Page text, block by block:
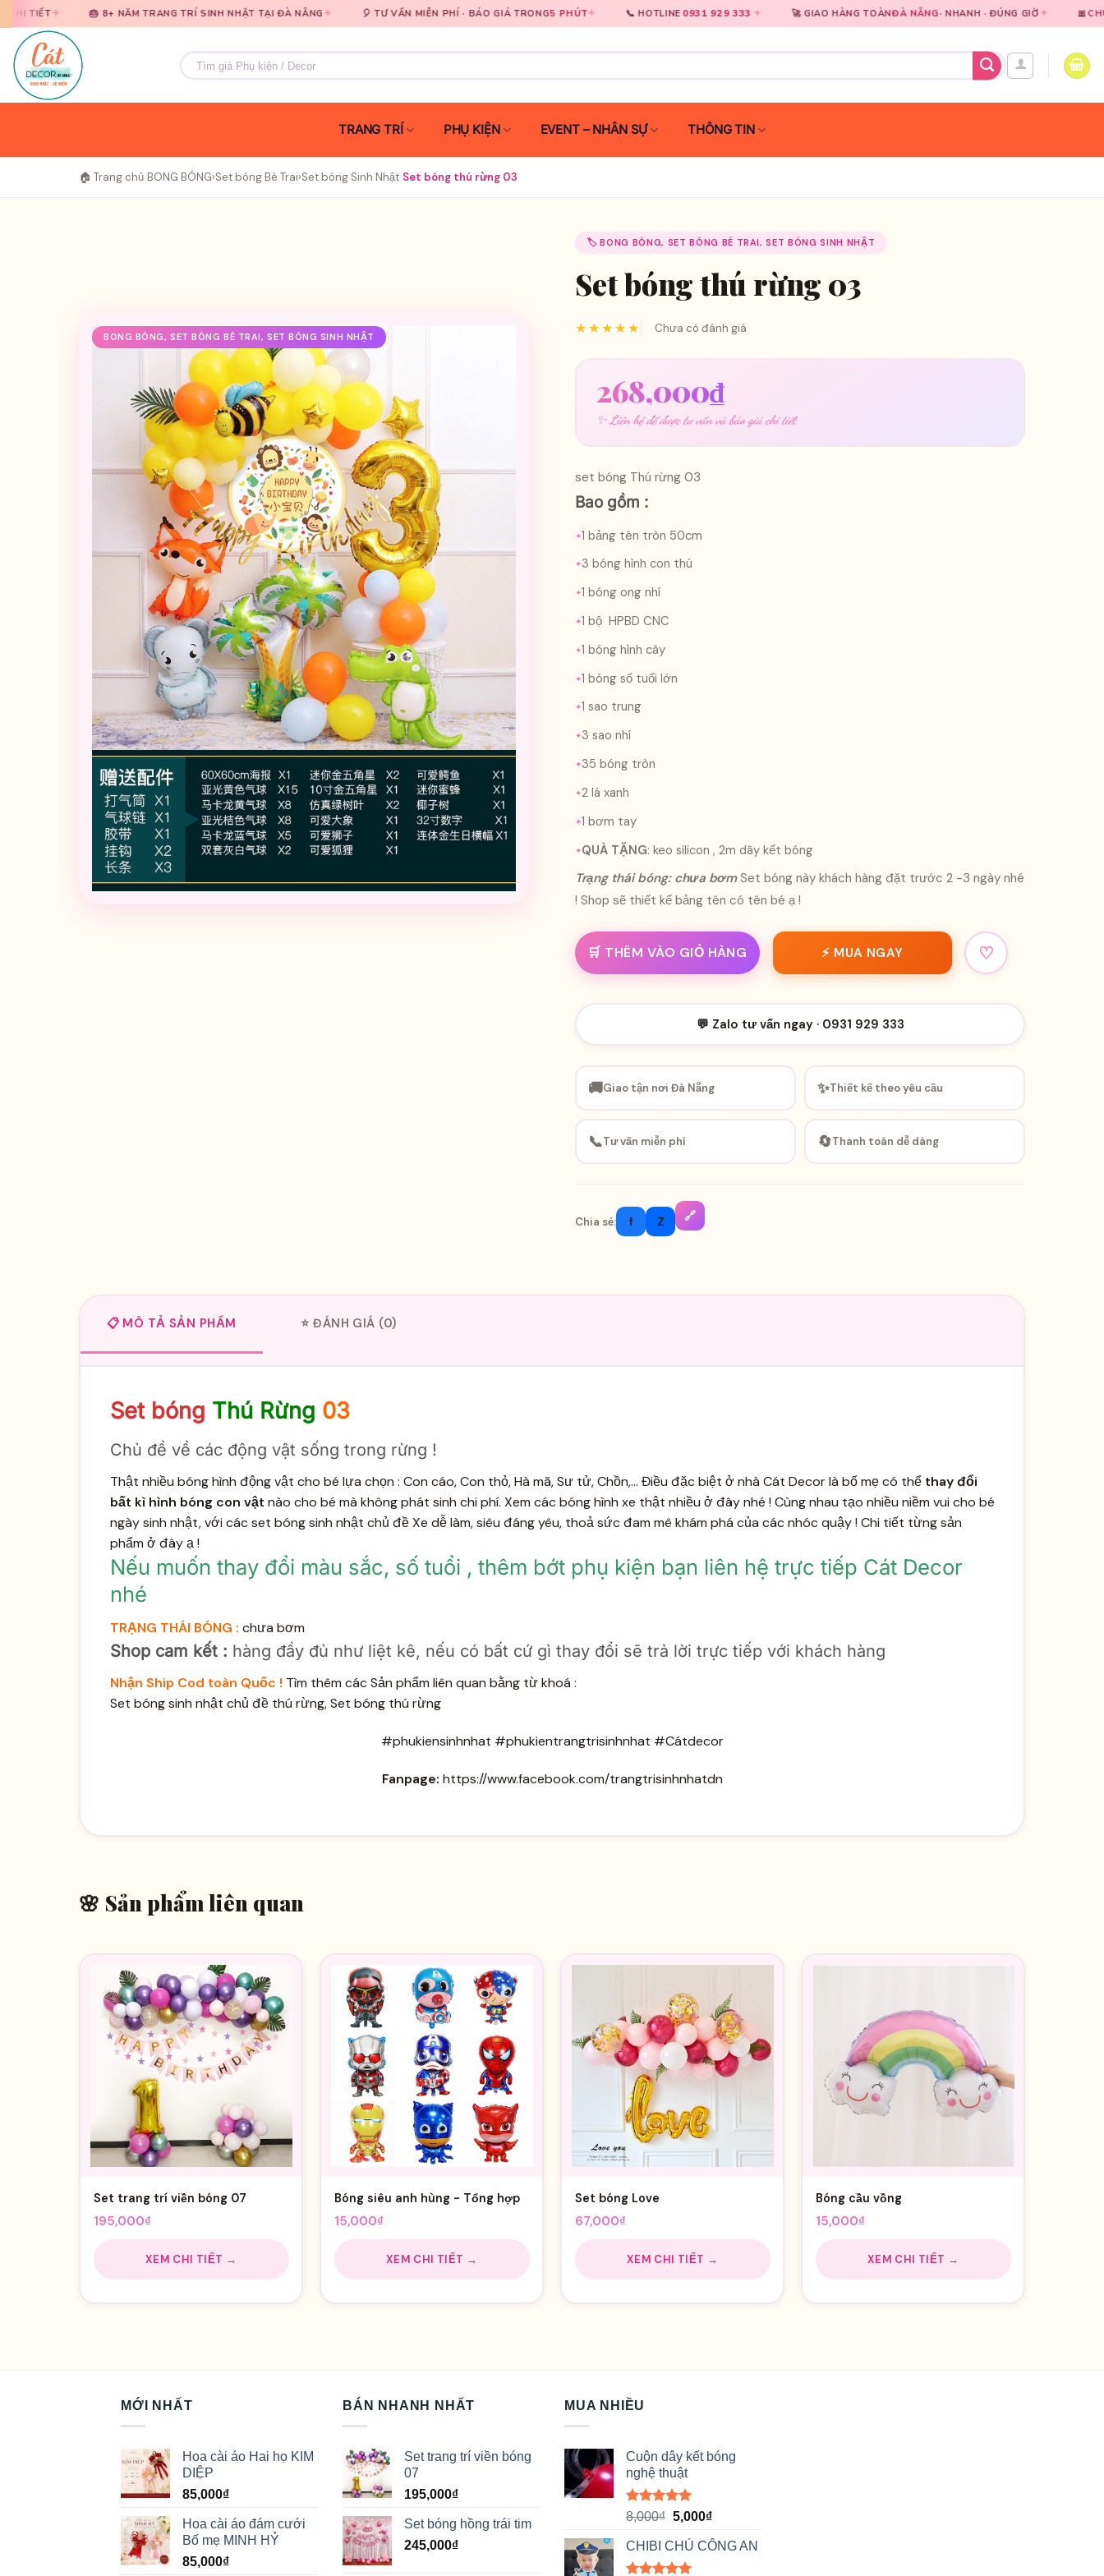
qua
nội
dung
qua
nội
dung
🎂 8+ NĂM TRANG TRÍ SINH NHẬT TẠI ĐÀ NẴNG✦ 🎈 TƯ VẤN MIỄN PHÍ · BÁO GIÁ TRONG 5 PHÚT✦ 📞 HOTLINE0931 929 333✦ 🚀 GIAO HÀNG TOÀN ĐÀ NẴNG· NHANH · ĐÚNG GIỜ✦ 🎀CHUYÊN NGHIỆP
Tìm
kiếm:
TRANG TRÍ PHỤ KIỆN EVENT – NHÂN SỰ THÔNG TIN
🏠 Trang chủ BONG BÓNG›Set bóng Bé Trai›Set bóng Sinh Nhật Set bóng thú rừng 03
BONG BÓNG, SET BÓNG BÉ TRAI, SET BÓNG SINH NHẬT
🏷️ BONG BÓNG, SET BÓNG BÉ TRAI, SET BÓNG SINH NHẬT
Set bóng thú rừng 03
★★★★★ Chưa có đánh giá
268,000₫
✨ Liên hệ để được tư vấn và báo giá chi tiết
set bóng Thú rừng 03
Bao gồm :
1 bảng tên tròn 50cm
3 bóng hình con thú
1 bóng ong nhí
1 bộ HPBD CNC
1 bóng hình cây
1 bóng số tuổi lớn
1 sao trung
3 sao nhí
35 bóng tròn
2 lá xanh
1 bơm tay
QUÀ TẶNG: keo silicon , 2m dây kết bóng
Trạng thái bóng: chưa bơmSet bóng này khách hàng đặt trước 2 -3 ngày nhé
! Shop sẽ thiết kế bảng tên có tên bé ạ !
🛒 THÊM VÀO GIỎ HÀNG ⚡ MUA NGAY ♡
💬 Zalo tư vấn ngay · 0931 929 333
🚚Giao tận nơi Đà Nẵng ✨Thiết kế theo yêu cầu
📞Tư vấn miễn phí 🔄Thanh toán dễ dàng
Chia sẻ: f Z 🔗
📋 MÔ TẢ SẢN PHẨM ⭐ ĐÁNH GIÁ (0)
Set bóng Thú Rừng 03
Chủ đề về các động vật sống trong rừng !
Thật nhiều bóng hình động vật cho bé lựa chọn : Con cáo, Con thỏ, Hà mã, Sư tử, Chồn,... Điều đặc biệt ở nhà Cát Decor là bố mẹ có thể thay đổi
bất kì hình bóng con vật nào cho bé mà không phát sinh chi phí. Xem các bóng hình xe thật nhiều ở đâynhé ! Cùng nhau tạo nhiều niềm vui cho bé
ngày sinh nhật, với các set bóng sinh nhật chủ đề Xe dễ làm, siêu đáng yêu, thoả sức đam mê khám phá của các nhóc quậy ! Chi tiết từng sản
phẩm ở đâyạ !
Nếu muốn thay đổi màu sắc, số tuổi , thêm bớt phụ kiện bạn liên hệ trực tiếp Cát Decor
nhé
TRẠNG THÁI BÓNG : chưa bơm
Shop cam kết : hàng đầy đủ như liệt kê, nếu có bất cứ gì thay đổi sẽ trả lời trực tiếp với khách hàng
Nhận Ship Cod toàn Quốc ! Tìm thêm các Sản phẩm liên quan bằng từ khoá :
Set bóng sinh nhật chủ đề thú rừng, Set bóng thú rừng
#phukiensinhnhat #phukientrangtrisinhnhat #Cátdecor
Fanpage: https://www.facebook.com/trangtrisinhnhatdn
🌸 Sản phẩm liên quan
Set trang trí viền bóng 07
195,000₫
XEM CHI TIẾT →
Bóng siêu anh hùng - Tổng hợp
15,000₫
XEM CHI TIẾT →
Set bóng Love
67,000₫
XEM CHI TIẾT →
Bóng cầu vồng
15,000₫
XEM CHI TIẾT →
MỚI NHẤT
Hoa cài áo Hai họ KIM
DIỆP
85,000₫
Hoa cài áo đám cưới
Bố mẹ MINH HỶ
85,000₫
BÁN NHANH NHẤT
Set trang trí viền bóng
07
195,000₫
Set bóng hồng trái tim
245,000₫
MUA NHIỀU
Cuộn dây kết bóng
nghệ thuật
Được xếp
5 sao
8,000₫ Giá
là:
8,000₫.
5,000₫Giá
tại
CHIBI CHÚ CÔNG AN